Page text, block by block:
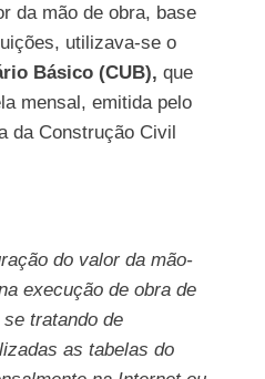
da mão de obra, base
utilizava-se o
Básico (CUB), que
mensal, emitida pelo
da Construção Civil
do valor da mão-
execução de obra de
tratando de
as tabelas do